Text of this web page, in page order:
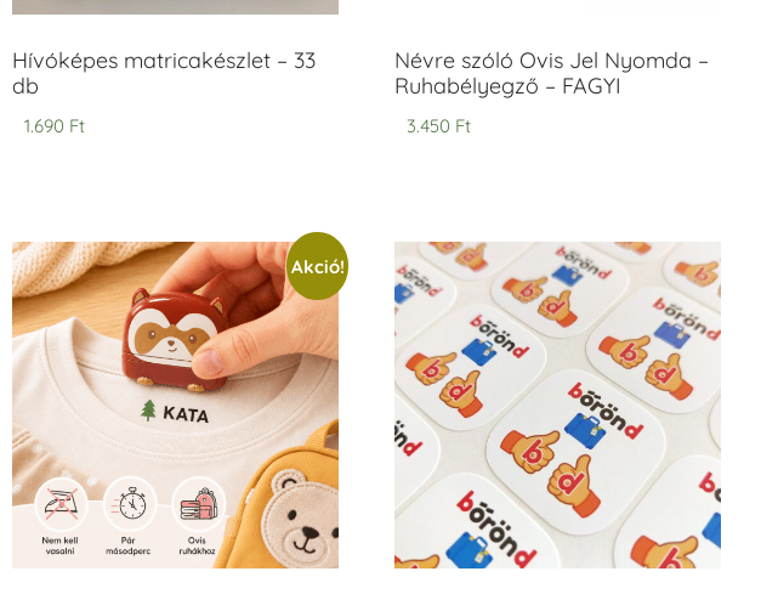
Hívóképes matricakészlet – 33
db
1.690 Ft
Névre szóló Ovis Jel Nyomda –
Ruhabélyegző – FAGYI
3.450 Ft
Akció!